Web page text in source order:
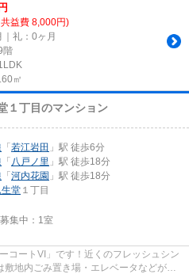
益費 8,000円)
｜礼：0ヶ月
階
㎡
１丁目のマンション
「若江岩田 」駅 徒歩6分
「 八戸ノ里 」駅 徒歩18分
「河内花園 」駅 徒歩18分
生堂 １丁目
集中： 1室
コートVI」です！近くのフレッシュシン
地内ごみ置き場・エレベータなどが備